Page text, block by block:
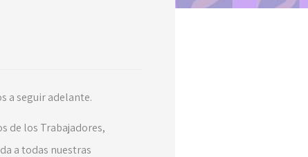
a seguir adelante.
de los Trabajadores,
a todas nuestras